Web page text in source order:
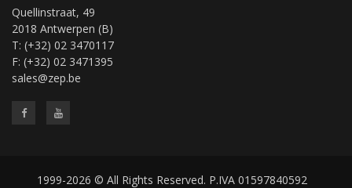
Quellinstraat, 49
2018 Antwerpen (B)
T: (+32) 02 3470117
F: (+32) 02 3471395
sales@zep.be
1999-2026 © All Rights Reserved. P.IVA 01597840592